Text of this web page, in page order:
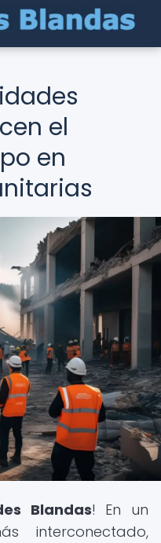
el
en
Blandas! En un
interconectado,